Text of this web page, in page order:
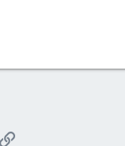
Enlace